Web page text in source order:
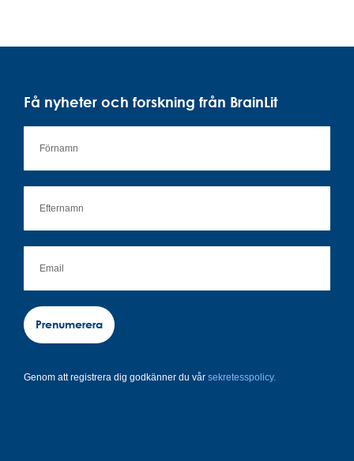
Få nyheter och forskning från BrainLit
Prenumerera
Genom att registrera dig godkänner du vår sekretesspolicy.